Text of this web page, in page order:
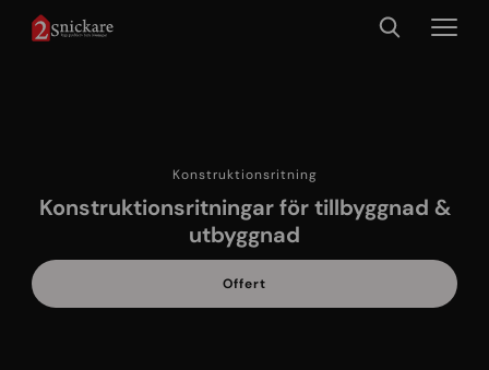
Konstruktionsritning
Konstruktionsritningar för tillbyggnad &
utbyggnad
Offert